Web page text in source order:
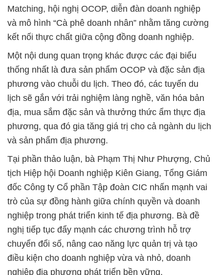
Matching, hội nghị OCOP, diễn đàn doanh nghiệp
và mô hình “Cà phê doanh nhân” nhằm tăng cường
kết nối thực chất giữa cộng đồng doanh nghiệp.
Một nội dung quan trọng khác được các đại biểu
thống nhất là đưa sản phẩm OCOP và đặc sản địa
phương vào chuỗi du lịch. Theo đó, các tuyến du
lịch sẽ gắn với trải nghiệm làng nghề, văn hóa bản
địa, mua sắm đặc sản và thưởng thức ẩm thực địa
phương, qua đó gia tăng giá trị cho cả ngành du lịch
và sản phẩm địa phương.
Tại phần thảo luận, bà Phạm Thị Như Phượng, Chủ
tịch Hiệp hội Doanh nghiệp Kiên Giang, Tổng Giám
đốc Công ty Cổ phần Tập đoàn CIC nhấn mạnh vai
trò của sự đồng hành giữa chính quyền và doanh
nghiệp trong phát triển kinh tế địa phương. Bà đề
nghị tiếp tục đẩy mạnh các chương trình hỗ trợ
chuyển đổi số, nâng cao năng lực quản trị và tạo
điều kiện cho doanh nghiệp vừa và nhỏ, doanh
nghiệp địa phương phát triển bền vững.